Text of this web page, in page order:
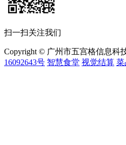
扫一扫关注我们
Copyright © 广州市五宫格信息科
16092643号 智慧食堂 视觉结算 菜